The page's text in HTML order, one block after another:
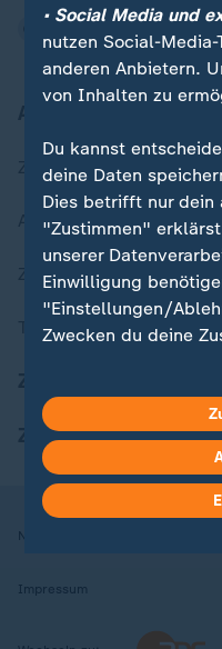
Zuletzt veröffentlicht
Aktuelle Sendungs-
ZDFheute Stories
Themen im Überblick
ZDFheute Apps
Nutzungsbedingungen
Impressum
• Social Media und
nutzen Social-
anderen Anbietern.
von Inhalten zu
Du kannst
deine Daten
Dies betrifft nur
"Zustimmen"
unserer
Einwilligung
"Einstellungen/
Zwecken du deine
in deinen
Hier findest du das
Weitere